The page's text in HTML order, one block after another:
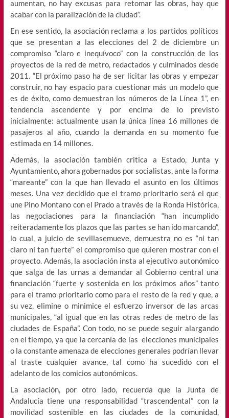
aumentan, no hay excusas para retomar las obras, hay que
acabar con la paralización de la ciudad”.
En ese sentido, la asociación reclama a los partidos políticos
que se presentan a las elecciones del 2 de diciembre un
compromiso “claro e inequívoco” con la construcción de los
proyectos de la red de metro, redactados y culminados desde
2011. “El próximo paso ha de ser licitar las obras y empezar
construir, no hay espacio para cuestionar más un modelo que
es de éxito, como demuestran los números de la Línea 1”, en
tendencia ascendente y por encima de lo previsto
inicialmente: actualmente usan la única línea 16 millones de
pasajeros al año, cuando la demanda en su momento fue
estimada en 14 millones.
Además, la asociación también critica a Estado, Junta y
Ayuntamiento, ahora gobernados por socialistas, ante la forma
“mareante” con la que han llevado el asunto en los últimos
meses. Una vez decidido que el tramo prioritario será el que
une Pino Montano con el Prado a través de la Ronda Histórica,
las negociaciones para la financiación “han incumplido
reiteradamente los plazos que las partes se han ido marcando”,
lo cual, a juicio de sevillasemueve, demuestra no es “ni tan
claro ni tan fuerte” el compromiso que quieren mostrar con el
proyecto. Además, la asociación insta al ejecutivo autonómico
que salga de las urnas a demandar al Gobierno central una
financiación “fuerte y sostenida en los próximos años” tanto
para el tramo prioritario como para el resto de la red y que, a
su vez, elimine o minimice el esfuerzo inversor de las arcas
municipales, “al igual que en las otras redes de metro de las
ciudades de España”. Con todo, no se puede seguir alargando
en el tiempo, ya que la cercanía de las elecciones municipales
o la constante amenaza de elecciones generales podrían llevar
al traste cualquier avance, tal como ha sucedido con el
adelanto de los comicios autonómicos.
La asociación, por otro lado, recuerda que la Junta de
Andalucía tiene una responsabilidad “trascendental” con la
movilidad sostenible en las ciudades de la comunidad,